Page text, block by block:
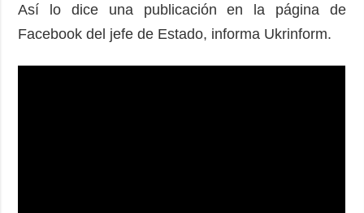
Desastres y
emergencias
ADICIONAL SERVICIOS
Así lo dice una publicación en la página de
Facebook del jefe de Estado, informa Ukrinform.